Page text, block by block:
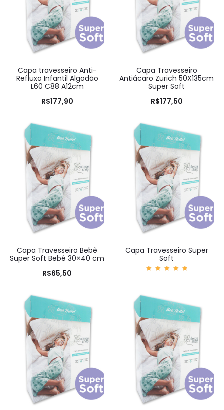
Capa travesseiro Anti-
Refluxo Infantil Algodão
L60 C88 A12cm
R$177,90
Capa Travesseiro
Antiácaro Zurich 50X135cm
Super Soft
R$177,50
Capa Travesseiro Bebê
Super Soft Bebê 30×40 cm
R$65,50
Capa Travesseiro Super
Soft